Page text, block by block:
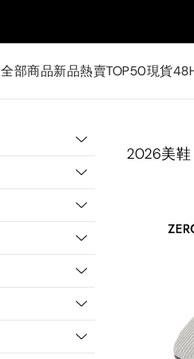
全部商品新品熱賣TOP50現貨
2026美